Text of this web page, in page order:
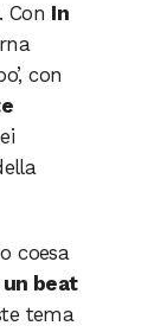
Con In
con
coesa
beat
tema